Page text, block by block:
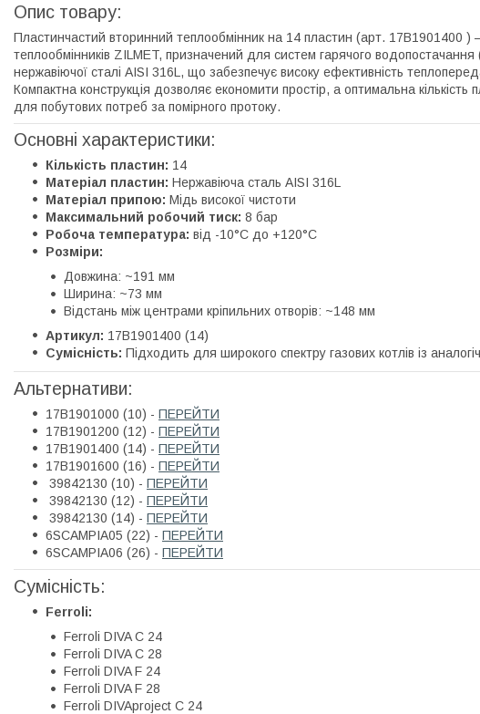
Опис товару:
Пластинчастий вторинний теплообмінник на 14 пластин (арт. 17B1901400 )
теплообмінників ZILMET, призначений для систем гарячого
нержавіючої сталі AISI 316L, що забезпечує високу ефективність
Компактна конструкція дозволяє економити простір, а оптимальна кількість
для побутових потреб за помірного протоку.
Основні характеристики:
Кількість пластин: 14
Матеріал пластин: Нержавіюча сталь AISI 316L
Матеріал припою: Мідь високої чистоти
Максимальний робочий тиск: 8 бар
Робоча температура: від -10°C до +120°C
Розміри:
Довжина: ~191 мм
Ширина: ~73 мм
Відстань між центрами кріпильних отворів: ~148 мм
Артикул: 17B1901400 (14)
Сумісність: Підходить для широкого спектру газових котлів із
Альтернативи:
17B1901000 (10) - ПЕРЕЙТИ
17B1901200 (12) - ПЕРЕЙТИ
17B1901400 (14) - ПЕРЕЙТИ
17B1901600 (16) - ПЕРЕЙТИ
39842130 (10) - ПЕРЕЙТИ
39842130 (12) - ПЕРЕЙТИ
39842130 (14) - ПЕРЕЙТИ
6SCAMPIA05 (22) - ПЕРЕЙТИ
6SCAMPIA06 (26) - ПЕРЕЙТИ
Сумісність:
Ferroli:
Ferroli DIVA C 24
Ferroli DIVA C 28
Ferroli DIVA F 24
Ferroli DIVA F 28
Ferroli DIVAproject C 24